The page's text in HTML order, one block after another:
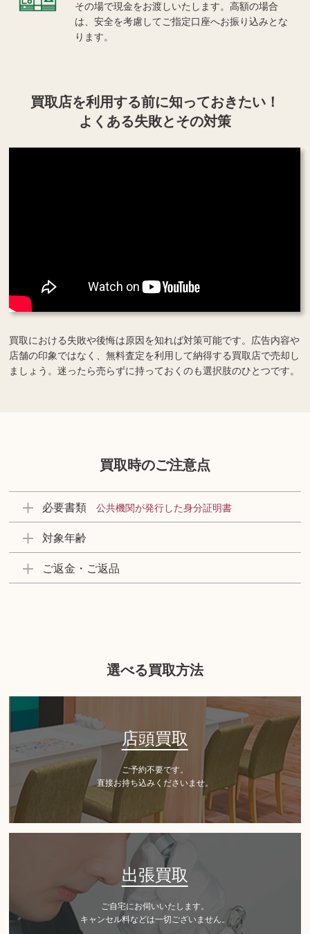
その場で現金をお渡しいたします。高額の場合
は、安全を考慮してご指定口座へお振り込みとな
ります。
買取店を利用する前に知っておきたい！
よくある失敗とその対策
買取における失敗や後悔は原因を知れば対策可能です。広告内容や
店舗の印象ではなく、無料査定を利用して納得する買取店で売却し
ましょう。迷ったら売らずに持っておくのも選択肢のひとつです。
買取時のご注意点
必要書類 公共機関が発行した身分証明書
対象年齢
ご返金・ご返品
選べる買取方法
店頭買取
ご予約不要です。
直接お持ち込みくださいませ。
出張買取
ご自宅にお伺いいたします。
キャンセル料などは一切ございません。